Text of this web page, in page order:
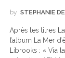
by STEPHANIE
Après les titres
l’album La Mer
Librooks : « Via